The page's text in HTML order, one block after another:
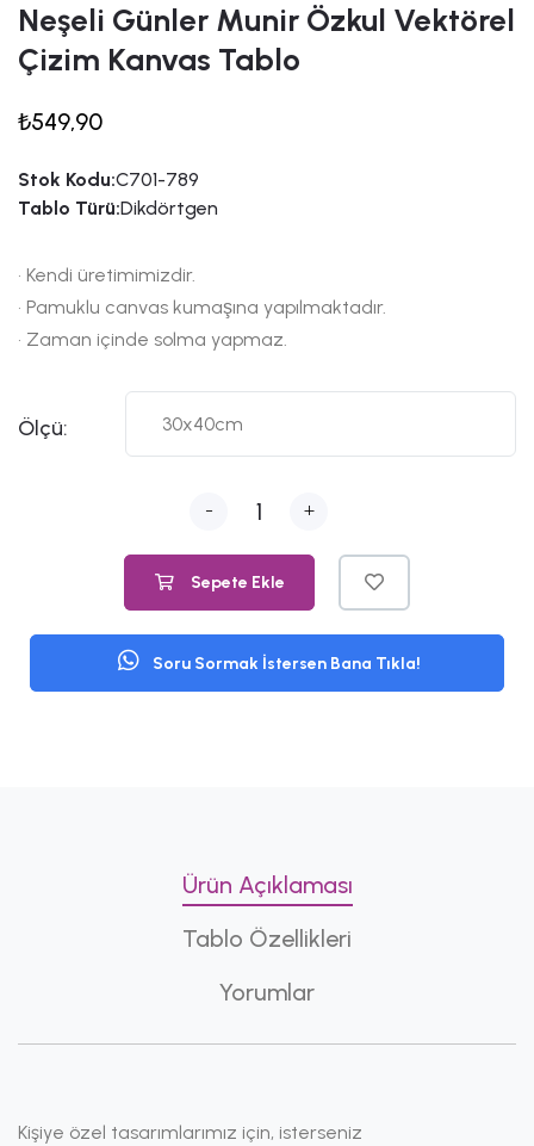
Neşeli Günler Munir Özkul Vektörel
Çizim Kanvas Tablo
₺549,90
Stok Kodu:C701-789
Tablo Türü:Dikdörtgen
• Kendi üretimimizdir.
• Pamuklu canvas kumaşına yapılmaktadır.
• Zaman içinde solma yapmaz.
Ölçü:
- +
Sepete Ekle
Soru Sormak İstersen Bana Tıkla!
Ürün Açıklaması
Tablo Özellikleri
Yorumlar
Kişiye özel tasarımlarımız için, isterseniz